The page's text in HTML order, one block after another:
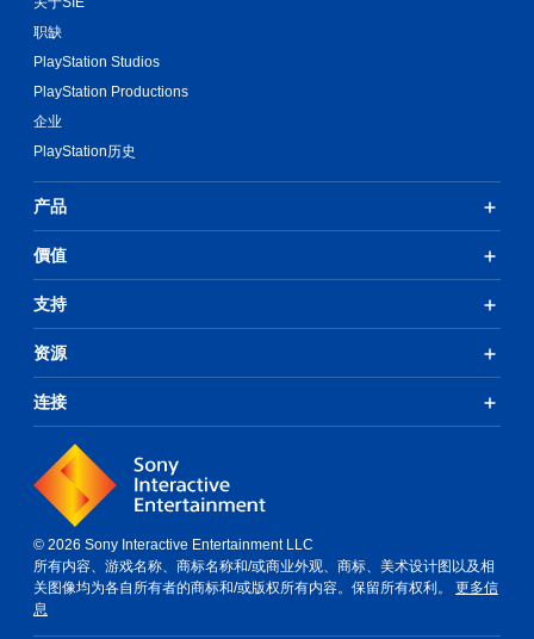
职缺
PlayStation Studios
PlayStation Productions
企业
PlayStation历史
产品
價值
支持
资源
连接
© 2026 Sony Interactive Entertainment LLC
所有内容、游戏名称、商标名称和/或商业外观、商标、美术设计图以及相
关图像均为各自所有者的商标和/或版权所有内容。保留所有权利。 更多信
息